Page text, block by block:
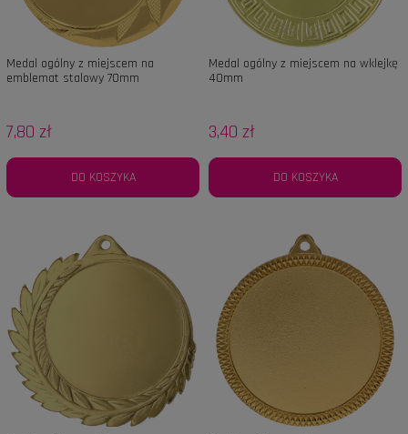
Medal ogólny z miejscem na
emblemat stalowy 70mm
7,80 zł
DO KOSZYKA
Medal ogólny z miejscem na wklejkę
40mm
3,40 zł
DO KOSZYKA